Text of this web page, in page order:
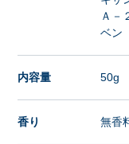
Ａ－
ベン
内容量 50g
香り 無香